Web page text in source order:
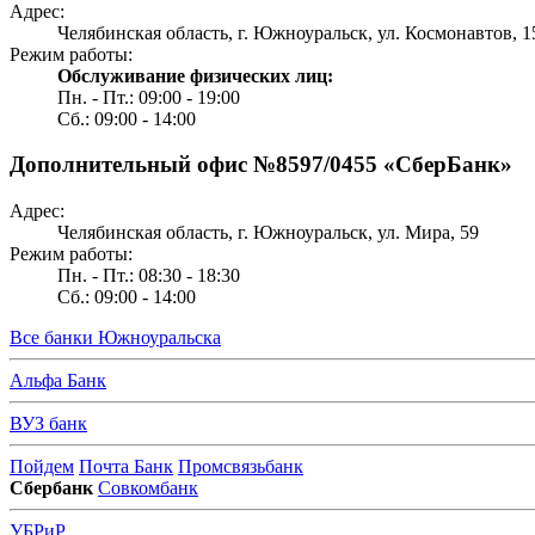
Адрес:
Челябинская область, г. Южноуральск, ул. Космонавтов,
Режим работы:
Обслуживание физических лиц:
Пн. - Пт.: 09:00 - 19:00
Сб.: 09:00 - 14:00
Дополнительный офис №8597/0455 «СберБанк»
Адрес:
Челябинская область, г. Южноуральск, ул. Мира, 59
Режим работы:
Пн. - Пт.: 08:30 - 18:30
Сб.: 09:00 - 14:00
Все банки Южноуральска
Альфа Банк
ВУЗ банк
Пойдем Почта Банк Промсвязьбанк
Сбербанк Совкомбанк